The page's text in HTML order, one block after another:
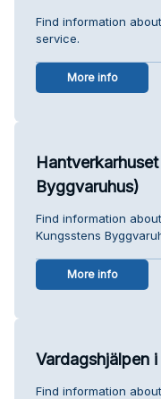
Find information
service.
More info
Byggvaruhus)
Find information
Kungsstens
More info
Vardagshjälpen
Find information